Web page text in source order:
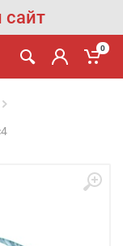
сайт
0